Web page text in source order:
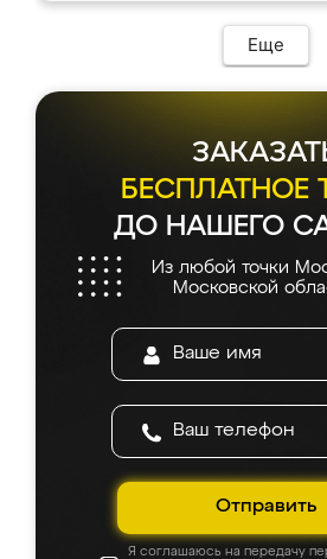
Еще
БЕСПЛАТНОЕ
ДО НАШЕГО
Из любой точки
Московской
Отправить
Я соглашаюсь на передачу